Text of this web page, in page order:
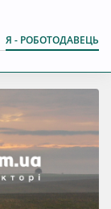
Я - РОБОТОДАВЕЦЬ